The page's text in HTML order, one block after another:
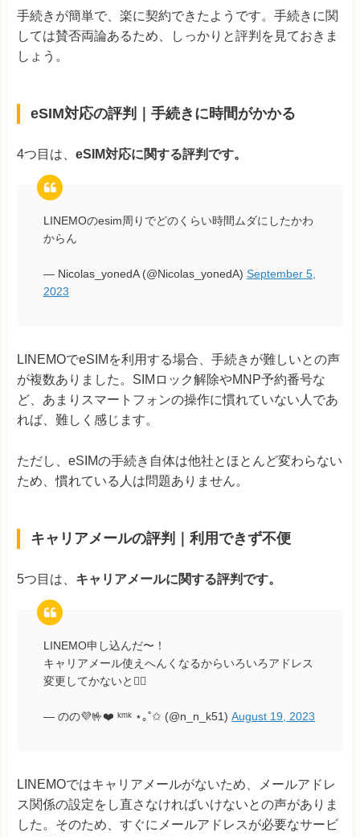
手続きが簡単で、楽に契約できたようです。手続きに関
しては賛否両論あるため、しっかりと評判を見ておきま
しょう。
eSIM対応の評判｜手続きに時間がかかる
4つ目は、 eSIM対応に関する評判です。
LINEMOのesim周りでどのくらい時間ムダにしたかわ
からん
— Nicolas_yonedA (@Nicolas_yonedA) September 5,
2023
LINEMOでeSIMを利用する場合、手続きが難しいとの声
が複数ありました。SIMロック解除やMNP予約番号な
ど、あまりスマートフォンの操作に慣れていない人であ
れば、難しく感じます。
ただし、eSIMの手続き自体は他社とほとんど変わらない
ため、慣れている人は問題ありません。
キャリアメールの評判｜利用できず不便
5つ目は、 キャリアメールに関する評判です。
LINEMO申し込んだ〜！
キャリアメール使えへんくなるからいろいろアドレス
変更してかないと😮‍💨
— のの💜🤟❤️ ᵏᵐᵏ ⋆｡˚✩ (@n_n_k51) August 19, 2023
LINEMOではキャリアメールがないため、メールアドレ
ス関係の設定をし直さなければいけないとの声がありま
した。そのため、すぐにメールアドレスが必要なサービ